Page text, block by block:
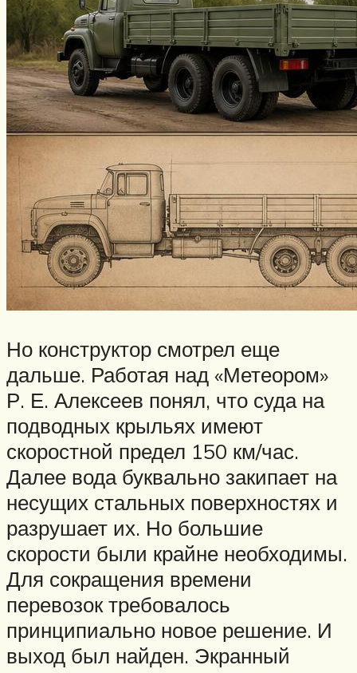
Но конструктор смотрел еще
дальше. Работая над «Метеором»
Р. Е. Алексеев понял, что суда на
подводных крыльях имеют
скоростной предел 150 км/час.
Далее вода буквально закипает на
несущих стальных поверхностях и
разрушает их. Но большие
скорости были крайне необходимы.
Для сокращения времени
перевозок требовалось
принципиально новое решение. И
выход был найден. Экранный